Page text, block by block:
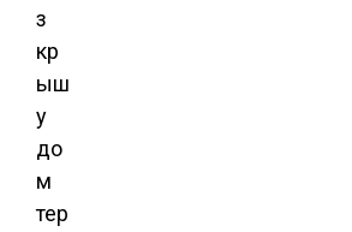
з
кр
ыш
у
до
м
тер